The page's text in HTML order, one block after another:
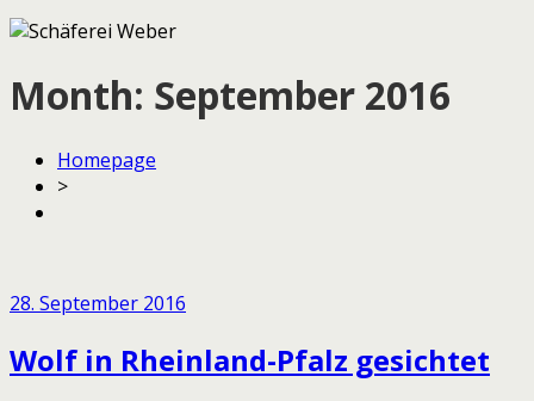
Month: September 2016
Homepage
>
28. September 2016
Wolf in Rheinland-Pfalz gesichtet